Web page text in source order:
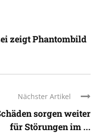
zeigt Phantombild
Nächster Artikel
sorgen weiter
für Störungen im ...